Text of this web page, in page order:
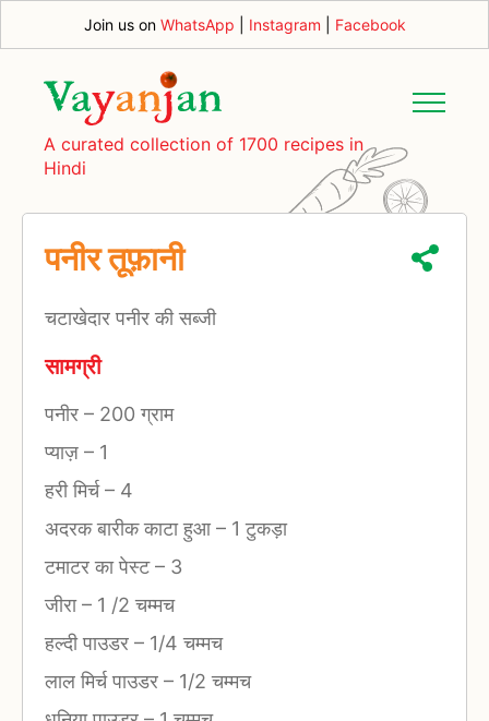
Join us on WhatsApp Instagram Facebook
A curated collection of 1700 recipes in
Hindi
पनीर तूफ़ानी
चटाखेदार पनीर की सब्जी
सामग्री
पनीर – 200 ग्राम
प्याज़ – 1
हरी मिर्च– 4
अदरक बारीक काटा हुआ – 1 टुकड़ा
टमाटर का पेस्ट– 3
जीरा– 1 /2 चम्मच
हल्दी पाउडर – 1/4 चम्मच
लाल मिर्च पाउडर – 1/2 चम्मच